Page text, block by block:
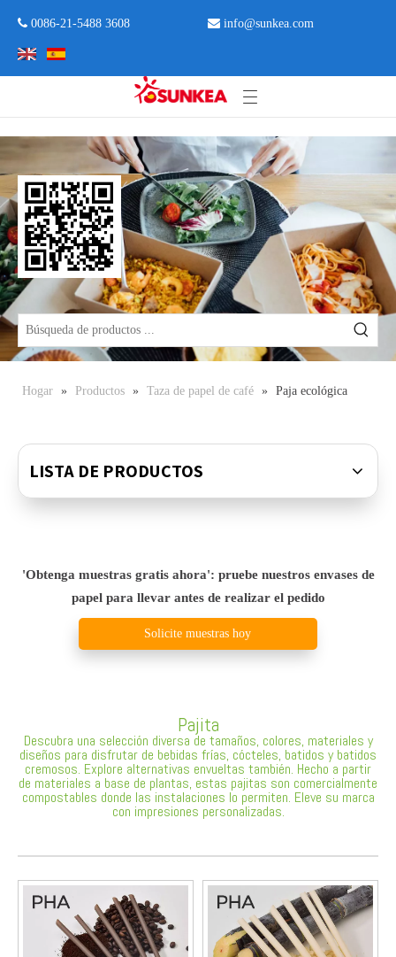
 0086-21-5488 3608  info@sunkea.com
Hogar » Productos » Taza de papel de café » Paja ecológica
LISTA DE PRODUCTOS
'Obtenga muestras gratis ahora': pruebe nuestros envases de
papel para llevar antes de realizar el pedido
Solicite muestras hoy
Pajita
Descubra una selección diversa de tamaños, colores, materiales y
diseños para disfrutar de bebidas frías, cócteles, batidos y batidos
cremosos. Explore alternativas envueltas también. Hecho a partir
de materiales a base de plantas, estas pajitas son comercialmente
compostables donde las instalaciones lo permiten. Eleve su marca
con impresiones personalizadas.